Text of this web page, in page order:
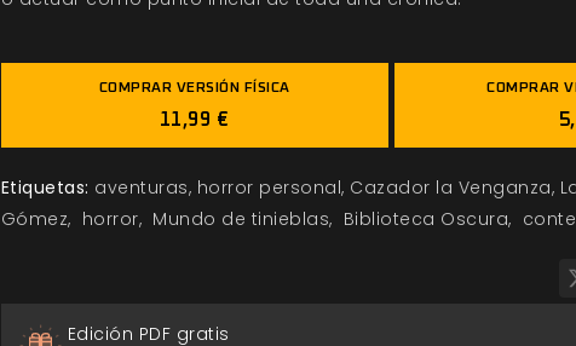
COMPRAR VERSIÓN FÍSICA
11,99 €
COMPRAR
Etiquetas: aventuras horror personal Cazador la Venganza
Gómez
horror Mundo de tinieblas Biblioteca Oscura
Edición PDF gratis